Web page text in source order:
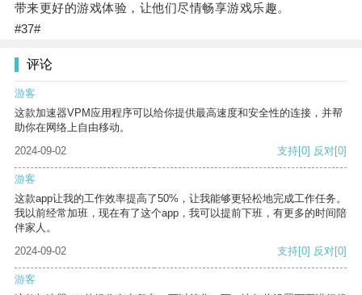
带来更好的游戏体验，让他们尽情畅享游戏乐趣。
#37#
评论
游客
这款加速器VPM应用程序可以给你提供最高速度和安全性的连接，并帮
助你在网络上自由移动。
2024-09-02
支持[0] 反对[0]
游客
这款app让我的工作效率提高了50%，让我能够更轻松地完成工作任务。
我以前经常加班，现在有了这个app，我可以提前下班，有更多的时间陪
伴家人。
2024-09-02
支持[0] 反对[0]
游客